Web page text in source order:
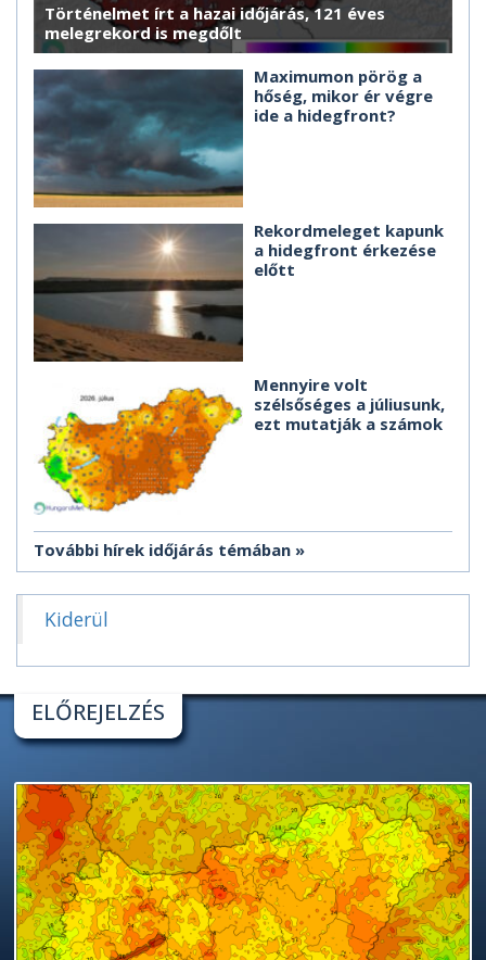
Történelmet írt a hazai időjárás, 121 éves
melegrekord is megdőlt
Maximumon pörög a
hőség, mikor ér végre
ide a hidegfront?
Rekordmeleget kapunk
a hidegfront érkezése
előtt
Mennyire volt
szélsőséges a júliusunk,
ezt mutatják a számok
További hírek időjárás témában
Kiderül
ELŐREJELZÉS